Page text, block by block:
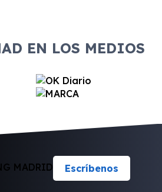
EN LOS MEDIOS
Escríbenos